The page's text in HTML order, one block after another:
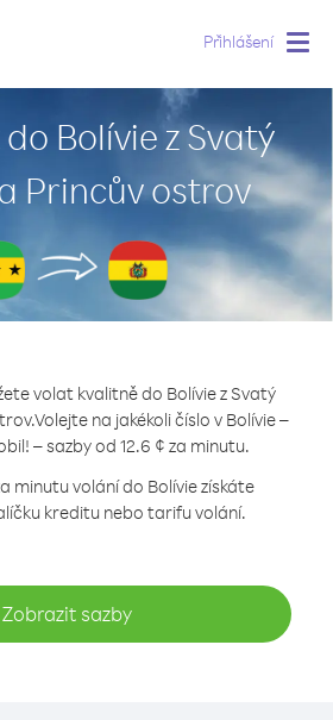
Přihlášení
Bolívie z Svatý
Princův ostrov
volat kvalitně do Bolívie z Svatý
Volejte na jakékoli číslo v Bolívie –
– sazby od 12.6 ¢ za minutu.
minutu volání do Bolívie získáte
kreditu nebo tarifu volání.
Zobrazit sazby